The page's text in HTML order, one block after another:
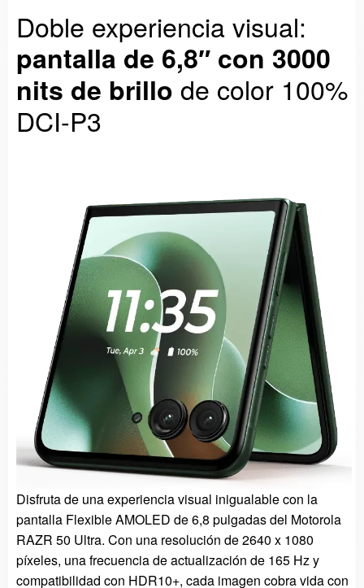
Doble experiencia visual:
pantalla de 6,8″ con 3000
nits de brillo de color 100%
DCI-P3
Disfruta de una experiencia visual inigualable con la
pantalla Flexible AMOLED de 6,8 pulgadas del Motorola
RAZR 50 Ultra. Con una resolución de 2640 x 1080
píxeles, una frecuencia de actualización de 165 Hz y
compatibilidad con HDR10+, cada imagen cobra vida con